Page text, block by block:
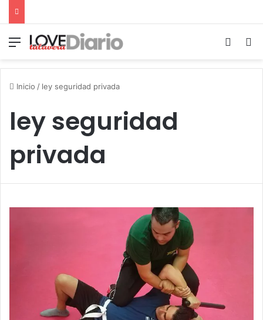
Menú
Inicio / ley seguridad privada
ley seguridad
privada